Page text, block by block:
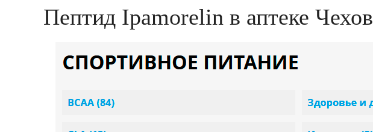
Пептид Ipamorelin в аптеке Чехов